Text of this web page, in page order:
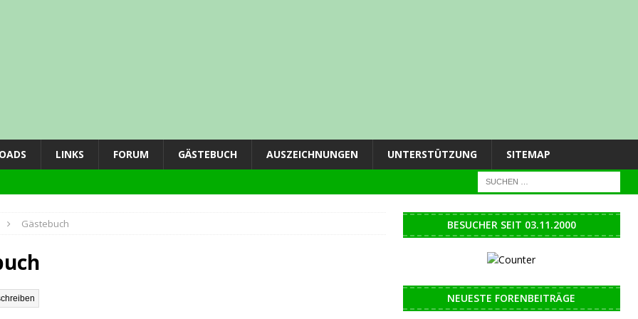
LINKS FORUM GÄSTEBUCH AUSZEICHNUNGEN UNTERSTÜTZUNG SITEMAP
Gästebuch BESUCHER SEIT 03.11.2000
NEUESTE FORENBEITRÄGE